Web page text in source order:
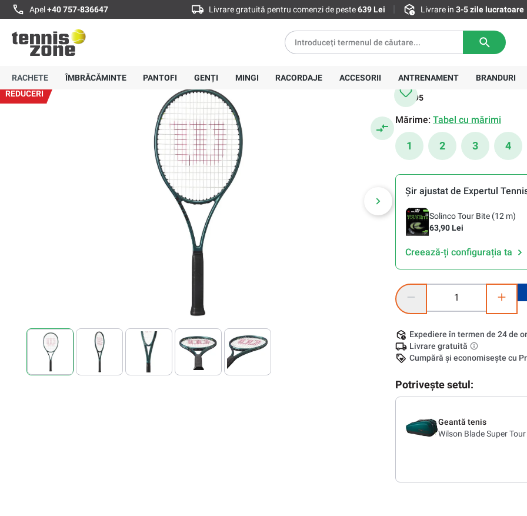
Apel+40 757-836647 Livrare gratuită pentru comenzi de peste639 Lei Livrare in 3-5 zile lucratoare
RACHETE ÎMBRĂCĂMINTE PANTOFI GENȚI MINGI RACORDAJE ACCESORII ANTRENAMENT BRANDURI
Pagină principală Rachete Rachete de tenis pentru adulți Wilson
Rachetă tenis
Wilson Blade 98S V9.0
Evaluarea medie de 4.9 din 5 stele
REDUCERI
978,40 Lei
Preț recomandat:1.551,00 Lei-37%
295
Mărime: Tabel cu mărimi
1 2 3 4
Șir ajustat de Expertul
Solinco Tour Bite (12 m)
63,90 Lei
Creează-ți configurația ta
Cantitate produs: Introduceți
Expediere în termen de 24 de
Livrare gratuită
Cumpără și economisește cu
Potrivește setul:
Geantă tenis
Wilson Blade Super